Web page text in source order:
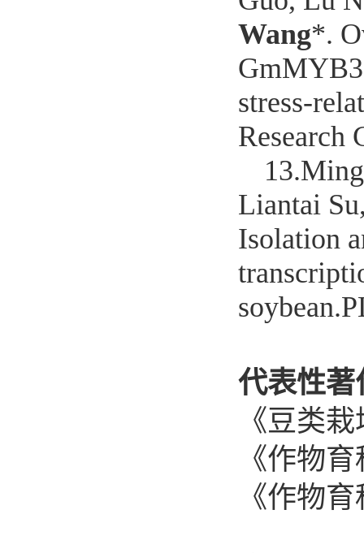
Wang*.
stress-
Research
13.
Liantai
Isolation
代表性著
《豆类
《作物
《作物